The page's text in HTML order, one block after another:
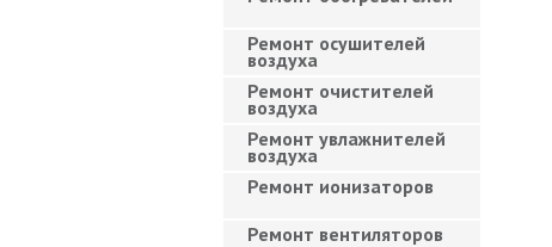
Ремонт осушителей
воздуха
Ремонт очистителей
воздуха
Ремонт увлажнителей
воздуха
Ремонт ионизаторов
Ремонт вентиляторов